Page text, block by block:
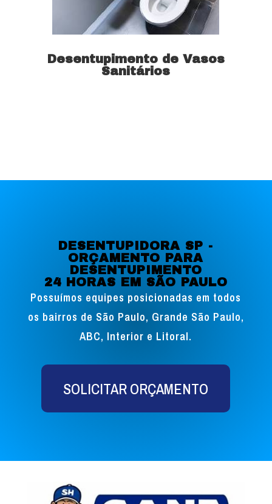
Desentupimento de Vasos
Sanitários
DESENTUPIDORA SP -
ORÇAMENTO PARA
DESENTUPIMENTO
24 HORAS EM SÃO PAULO
Possuímos equipes posicionadas em todos
os bairros de São Paulo, Grande São Paulo,
ABC, Interior e Litoral.
SOLICITAR ORÇAMENTO